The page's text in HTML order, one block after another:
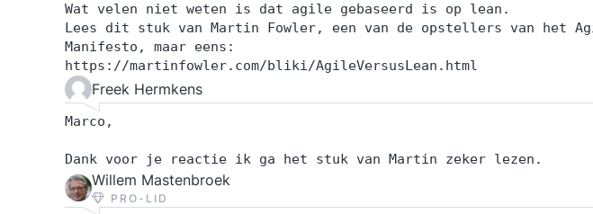
Wat velen niet weten is dat agile gebaseerd is op lean.
Lees dit stuk van Martin Fowler, een van de opstellers van het
Manifesto, maar eens:
https://martinfowler.com/bliki/AgileVersusLean.html
Freek Hermkens
Marco,
Dank voor je reactie ik ga het stuk van Martin zeker lezen.
Willem Mastenbroek
PRO-LID